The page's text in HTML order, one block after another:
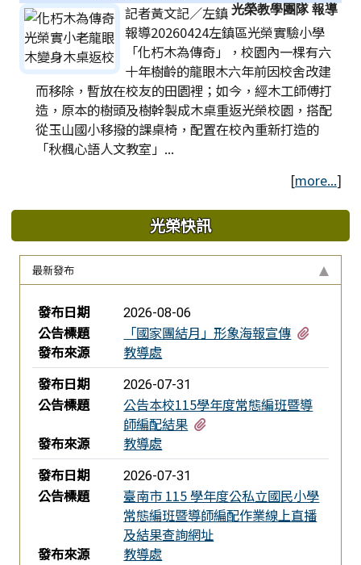
光榮教學團隊 報導
記者黃文記∕左鎮
報導20260424左鎮區光榮實驗小學
「化朽木為傳奇」，校園內一棵有六
十年樹齡的龍眼木六年前因校舍改建
而移除，暫放在校友的田園裡；如今，經木工師傅打
造，原本的樹頭及樹幹製成木桌重返光榮校園，搭配
從玉山國小移撥的課桌椅，配置在校內重新打造的
「秋楓心語人文教室」...
[more...]
光榮快訊
最新發布
新聞列表
發布日期 2026-08-06
公告標題 「國家團結月」形象海報宣傳
發布來源
教導處
發布日期
2026-07-31
公告標題
公告本校115學年度常態編班暨導
師編配結果
發布來源
教導處
發布日期
2026-07-31
公告標題
臺南市 115 學年度公私立國民小學
常態編班暨導師編配作業線上直播
及結果查詢網址
發布來源
教導處